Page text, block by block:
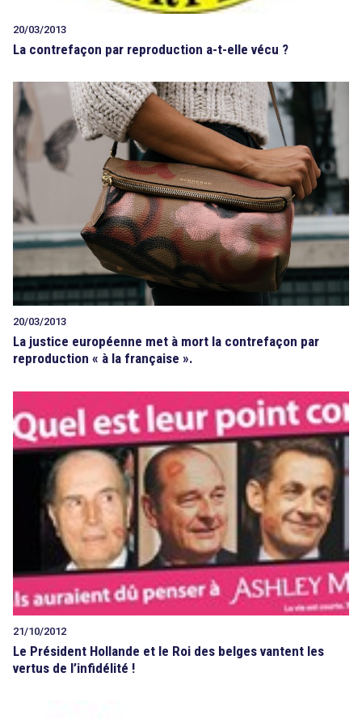
20/03/2013
La contrefaçon par reproduction a-t-elle vécu ?
20/03/2013
La justice européenne met à mort la contrefaçon par
reproduction « à la française ».
21/10/2012
Le Président Hollande et le Roi des belges vantent les
vertus de l’infidélité !